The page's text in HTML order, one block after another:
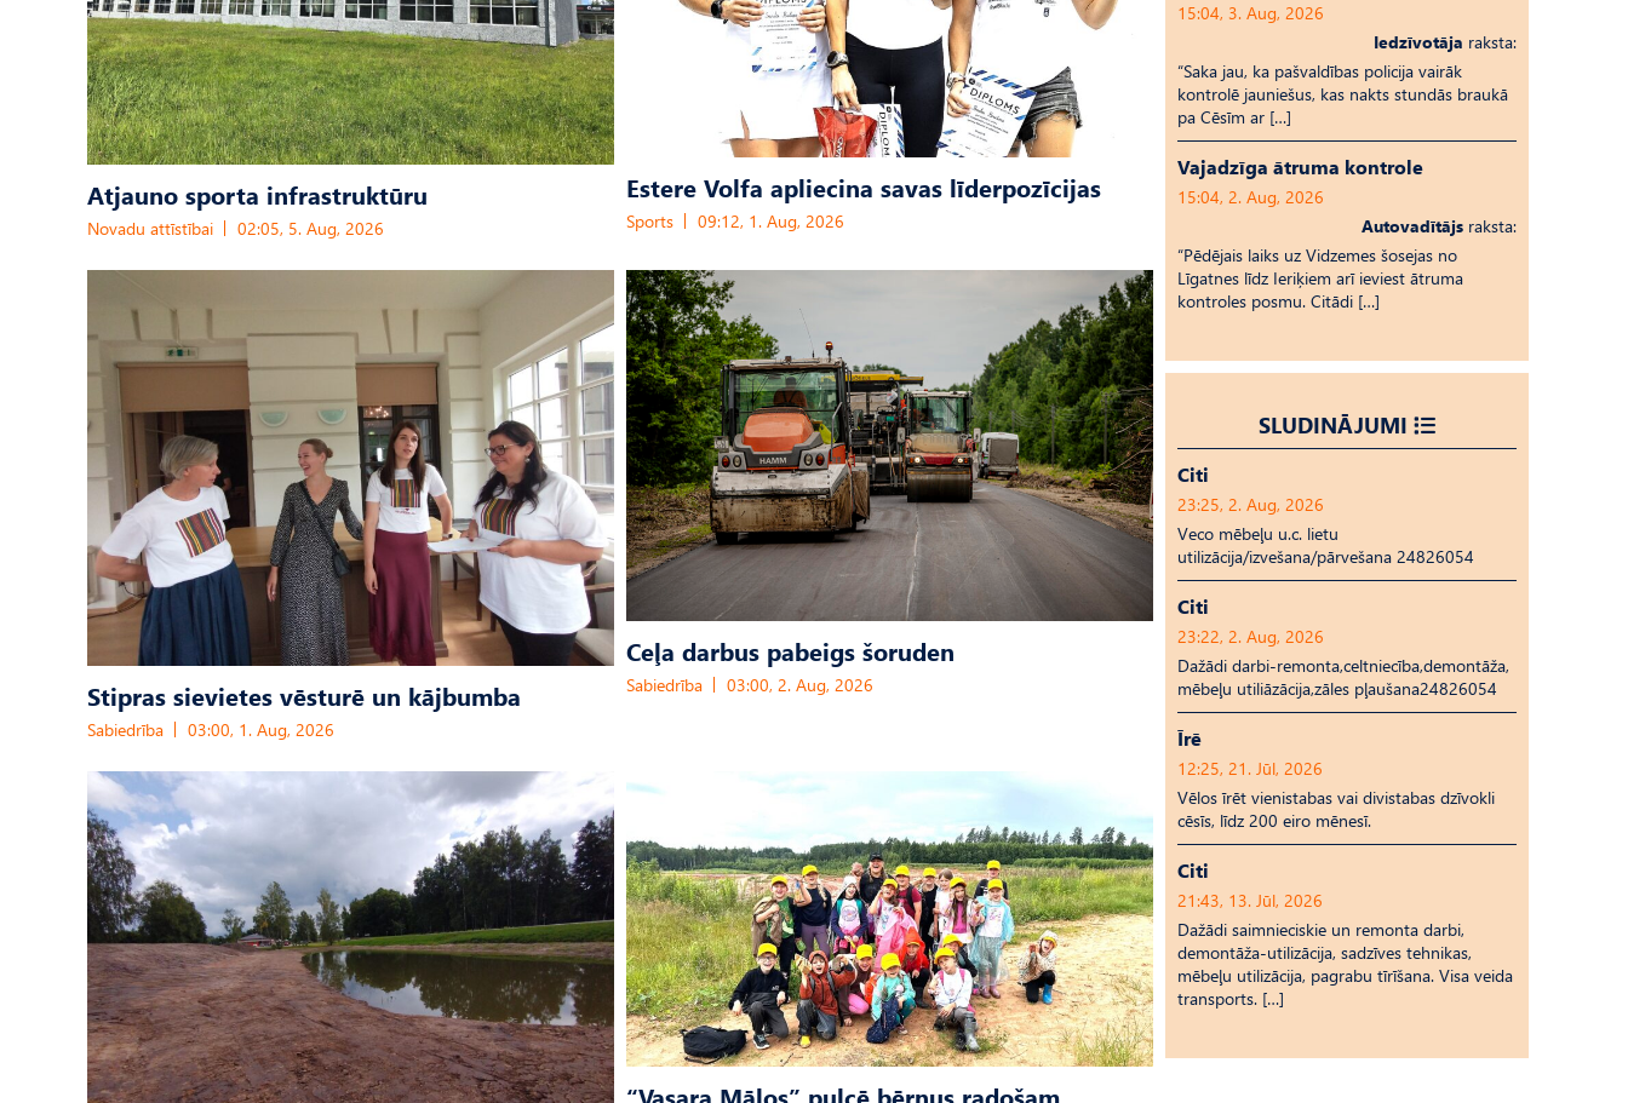
Atjauno sporta infrastruktūru
Novadu attīstībai 02:05, 5. Aug, 2026
Estere Volfa apliecina savas līderpozīcijas
Sports 09:12, 1. Aug, 2026
Stipras sievietes vēsturē un kājbumba
Sabiedrība 03:00, 1. Aug, 2026
Ceļa darbus pabeigs šoruden
Sabiedrība 03:00, 2. Aug, 2026
“Vasara Mālos” pulcē bērnus radošam
15:04, 3. Aug, 2026
Iedzīvotāja raksta:
“Saka jau, ka pašvaldības policija vairāk
kontrolē jauniešus, kas nakts stundās braukā
pa Cēsīm ar […]
Vajadzīga ātruma kontrole
15:04, 2. Aug, 2026
Autovadītājs raksta:
“Pēdējais laiks uz Vid­ze­mes šosejas no
Līgatnes līdz Ieriķiem arī ieviest ātruma
kontroles posmu. Citādi […]
SLUDINĀJUMI
Citi
23:25, 2. Aug, 2026
Veco mēbeļu u.c. lietu
utilizācija/izvešana/pārvešana 24826054
Citi
23:22, 2. Aug, 2026
Dažādi darbi-remonta,celtniecība,demontāža,
mēbeļu utiliāzācija,zāles pļaušana24826054
Īrē
12:25, 21. Jūl, 2026
Vēlos īrēt vienistabas vai divistabas dzīvokli
cēsīs, līdz 200 eiro mēnesī.
Citi
21:43, 13. Jūl, 2026
Dažādi saimnieciskie un remonta darbi,
demontāža-utilizācija, sadzīves tehnikas,
mēbeļu utilizācija, pagrabu tīrīšana. Visa veida
transports. […]